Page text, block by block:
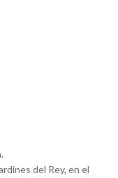
del Rey, en el